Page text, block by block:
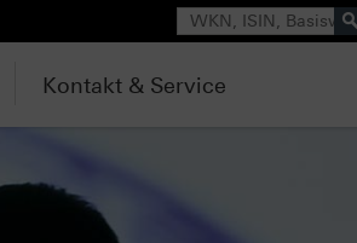
Suche
Kontakt & Service